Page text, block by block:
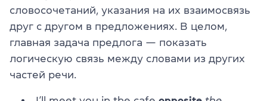
словосочетаний, указания на их взаимосвязь
друг с другом в предложениях. В целом,
главная задача предлога — показать
логическую связь между словами из других
частей речи.